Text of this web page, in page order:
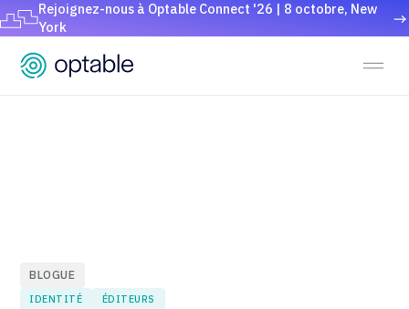
Rejoignez-nous à Optable Connect '26 | 8 octobre, New
York
BLOGUE
IDENTITÉ ÉDITEURS